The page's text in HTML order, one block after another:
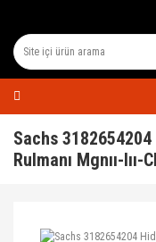
Sachs
Rulmanı Mgnıı-Iıı-